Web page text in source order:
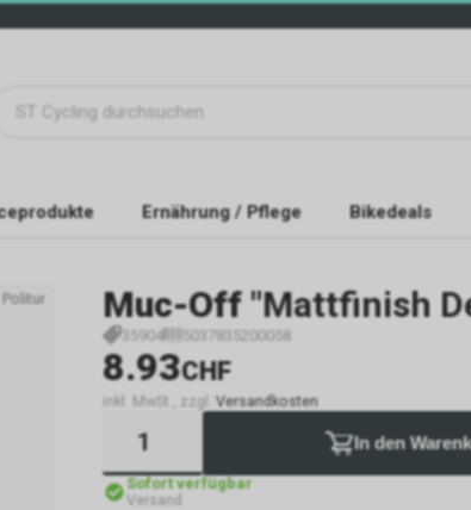
Ernährung / Pflege Bikedeals
Muc-Off "Mattfinish
35904 5037835200058
8.93CHF
inkl. MwSt., zzgl. Versandkosten
In den
Sofort verfügbar
Versand